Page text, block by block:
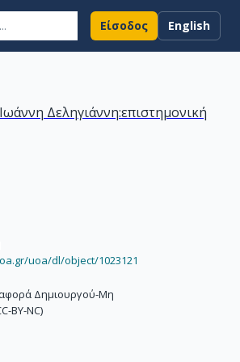
Είσοδος English
Δεληγιάννη:επιστημονική
uoa/dl/object/1023121
Δημιουργού-Μη
BY-NC)